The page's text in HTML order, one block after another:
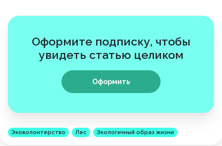
Оформите подписку, чтобы
увидеть статью целиком
Оформить
Эковолонтерство Лес Экологичный образ жизни